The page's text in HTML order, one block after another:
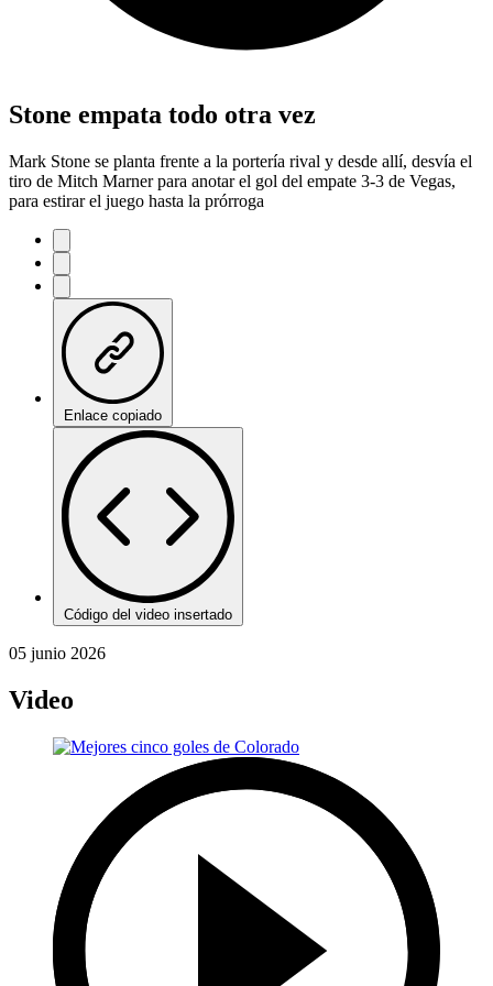
Stone empata todo otra vez
Mark Stone se planta frente a la portería rival y desde allí, desvía el
tiro de Mitch Marner para anotar el gol del empate 3-3 de Vegas,
para estirar el juego hasta la prórroga
Enlace copiado
Código del video insertado
05 junio 2026
Video